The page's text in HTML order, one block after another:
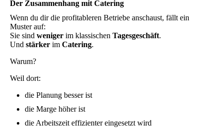
Der Zusammenhang mit Catering
Wenn du dir die profitableren Betriebe anschaust, fällt ein
Muster auf:
Sie sind weniger im klassischen Tagesgeschäft.
Und stärker im Catering.
Warum?
Weil dort:
die Planung besser ist
die Marge höher ist
die Arbeitszeit effizienter eingesetzt wird